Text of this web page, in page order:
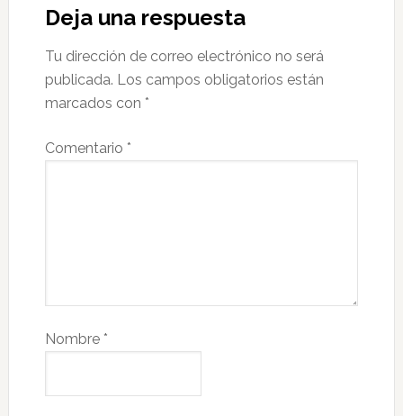
Deja una respuesta
Tu dirección de correo electrónico no será
publicada. Los campos obligatorios están
marcados con *
Comentario *
Nombre *